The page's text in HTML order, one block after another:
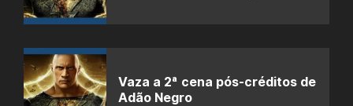
Vaza a 2ª cena pós-créditos de
Adão Negro